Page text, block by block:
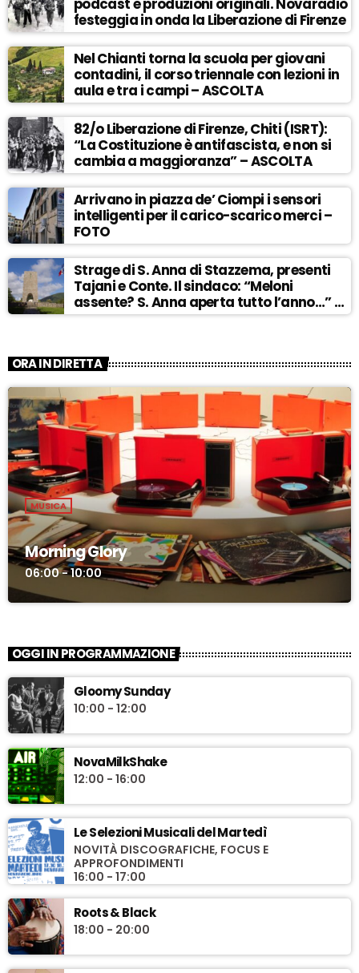
podcast e produzioni originali. Novaradio
festeggia in onda la Liberazione di Firenze
Nel Chianti torna la scuola per giovani
contadini, il corso triennale con lezioni in
aula e tra i campi – ASCOLTA
82/o Liberazione di Firenze, Chiti (ISRT):
“La Costituzione è antifascista, e non si
cambia a maggioranza” – ASCOLTA
Arrivano in piazza de’ Ciompi i sensori
intelligenti per il carico-scarico merci –
FOTO
Strage di S. Anna di Stazzema, presenti
Tajani e Conte. Il sindaco: “Meloni
assente? S. Anna aperta tutto l’anno…” –
ASCOLTA
ORA IN DIRETTA
MUSICA
Morning Glory
06:00 - 10:00
OGGI IN PROGRAMMAZIONE
Gloomy Sunday
10:00 - 12:00
NovaMilkShake
12:00 - 16:00
Le Selezioni Musicali del Martedì
NOVITÀ DISCOGRAFICHE, FOCUS E
APPROFONDIMENTI
16:00 - 17:00
Roots & Black
18:00 - 20:00